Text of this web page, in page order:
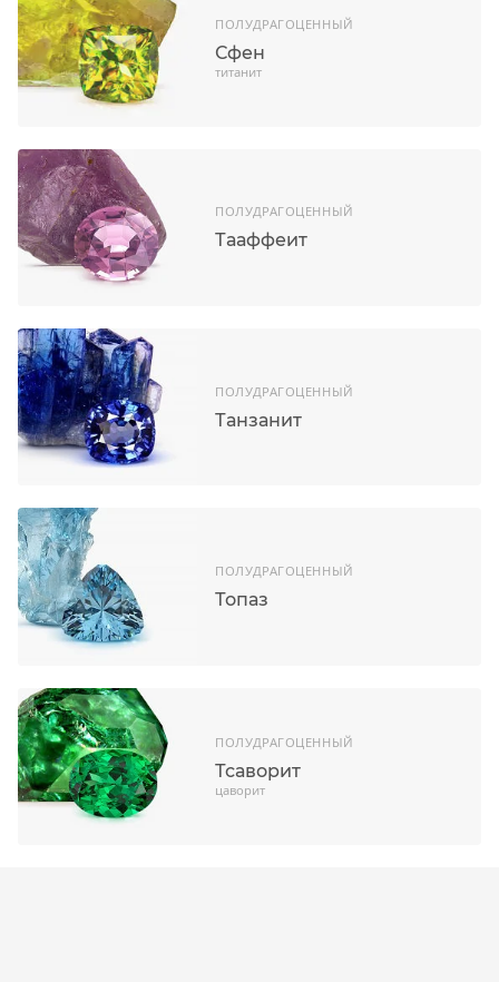
ПОЛУДРАГОЦЕННЫЙ
Сфен
титанит
ПОЛУДРАГОЦЕННЫЙ
Тааффеит
ПОЛУДРАГОЦЕННЫЙ
Танзанит
ПОЛУДРАГОЦЕННЫЙ
Топаз
ПОЛУДРАГОЦЕННЫЙ
Тсаворит
цаворит